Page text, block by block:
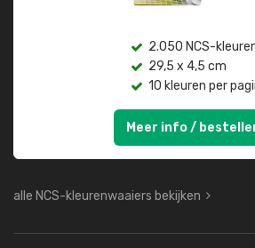
2.050 NCS-
29,5 x 4,5 cm
10 kleuren per
Meer info /
alle NCS-kleurenwaaiers bekijken